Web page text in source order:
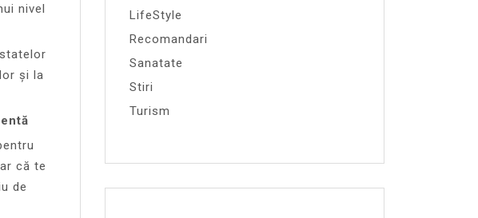
nivel
și la
că te
de
LifeStyle
Recomandari
Sanatate
Stiri
Turism